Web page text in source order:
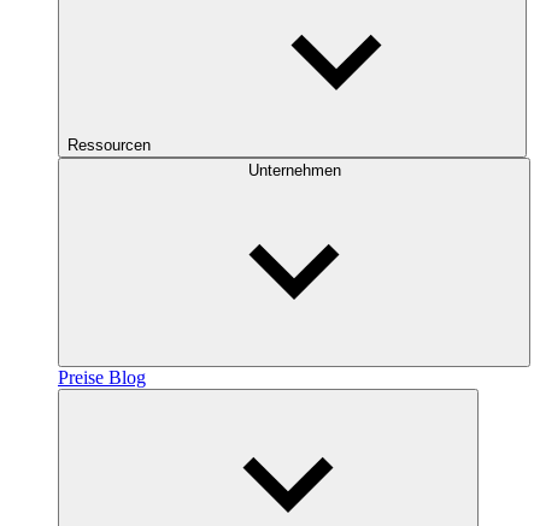
Ressourcen
Unternehmen
Preise Blog